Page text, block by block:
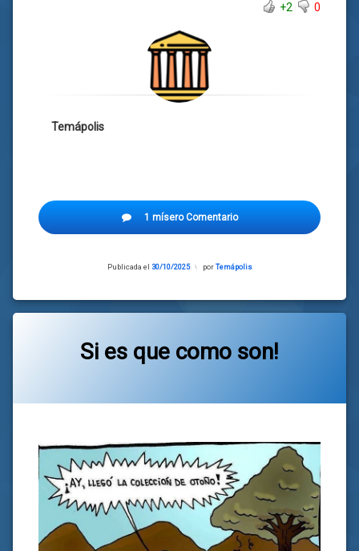
+2
0
Temápolis
1 mísero Comentario
Publicada el 30/10/2025
Actualizado
porTemápolis
Si es que como son!